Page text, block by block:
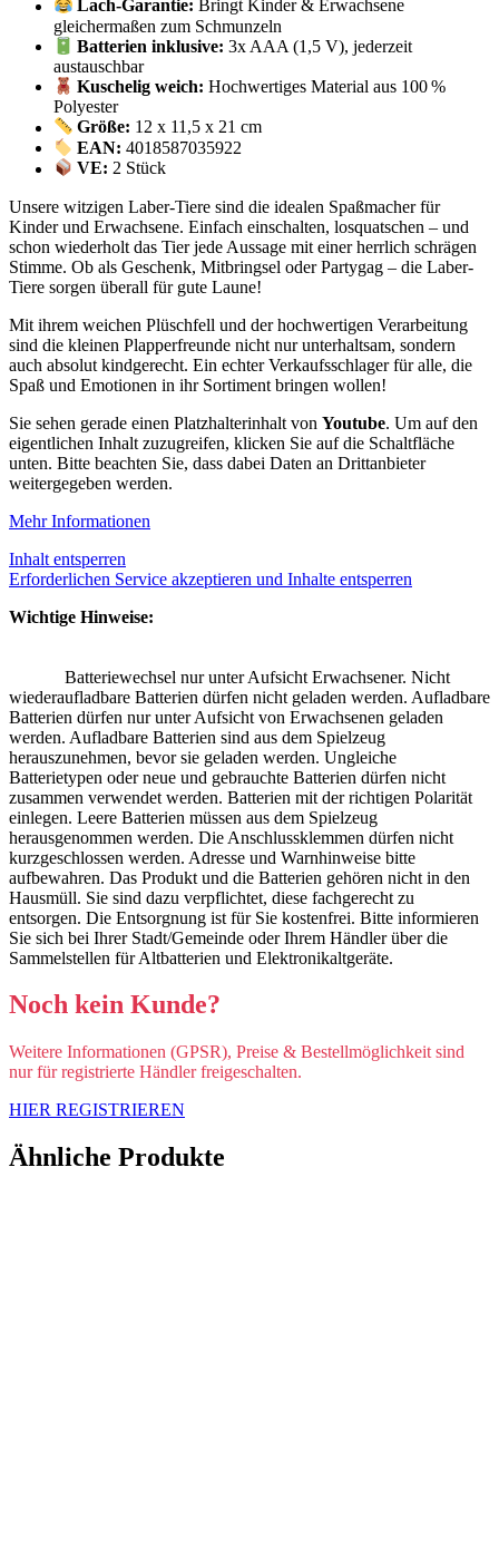
Lach-Garantie: Bringt Kinder & Erwachsene
gleichermaßen zum Schmunzeln
Batterien inklusive: 3x AAA (1,5 V), jederzeit
austauschbar
Kuschelig weich: Hochwertiges Material aus 100 %
Polyester
Größe: 12 x 11,5 x 21 cm
EAN: 4018587035922
VE: 2 Stück
Unsere witzigen Laber-Tiere sind die idealen Spaßmacher für
Kinder und Erwachsene. Einfach einschalten, losquatschen – und
schon wiederholt das Tier jede Aussage mit einer herrlich schrägen
Stimme. Ob als Geschenk, Mitbringsel oder Partygag – die Laber-
Tiere sorgen überall für gute Laune!
Mit ihrem weichen Plüschfell und der hochwertigen Verarbeitung
sind die kleinen Plapperfreunde nicht nur unterhaltsam, sondern
auch absolut kindgerecht. Ein echter Verkaufsschlager für alle, die
Spaß und Emotionen in ihr Sortiment bringen wollen!
Sie sehen gerade einen Platzhalterinhalt von Youtube. Um auf den
eigentlichen Inhalt zuzugreifen, klicken Sie auf die Schaltfläche
unten. Bitte beachten Sie, dass dabei Daten an Drittanbieter
weitergegeben werden.
Mehr Informationen
Inhalt entsperren
Erforderlichen Service akzeptieren und Inhalte entsperren
Wichtige Hinweise:
Batteriewechsel nur unter Aufsicht Erwachsener. Nicht
wiederaufladbare Batterien dürfen nicht geladen werden. Aufladbare
Batterien dürfen nur unter Aufsicht von Erwachsenen geladen
werden. Aufladbare Batterien sind aus dem Spielzeug
herauszunehmen, bevor sie geladen werden. Ungleiche
Batterietypen oder neue und gebrauchte Batterien dürfen nicht
zusammen verwendet werden. Batterien mit der richtigen Polarität
einlegen. Leere Batterien müssen aus dem Spielzeug
herausgenommen werden. Die Anschlussklemmen dürfen nicht
kurzgeschlossen werden. Adresse und Warnhinweise bitte
aufbewahren. Das Produkt und die Batterien gehören nicht in den
Hausmüll. Sie sind dazu verpflichtet, diese fachgerecht zu
entsorgen. Die Entsorgnung ist für Sie kostenfrei. Bitte informieren
Sie sich bei Ihrer Stadt/Gemeinde oder Ihrem Händler über die
Sammelstellen für Altbatterien und Elektronikaltgeräte.
Noch kein Kunde?
Weitere Informationen (GPSR), Preise & Bestellmöglichkeit sind
nur für registrierte Händler freigeschalten.
HIER REGISTRIEREN
Ähnliche Produkte